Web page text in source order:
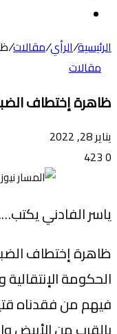
المظلم
الرئيسية/الرأي/مقالات/
مقالات
ظاهرة إختطاف
يناير 28, 2022
0
ياسر الفادني يكتب….
ظاهرة إختطاف
الحكومة
فيهم من فقدناه